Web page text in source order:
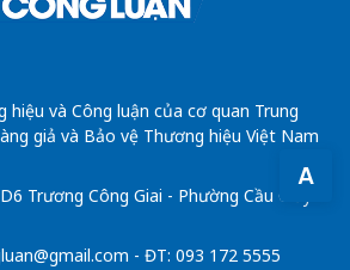
A
hiệu và Công luận của cơ quan Trung
giả và Bảo vệ Thương hiệu Việt Nam
Trương Công Giai - Phường Cầu Giấy -
- ĐT: 093 172 5555